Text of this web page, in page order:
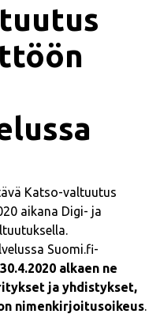
Katso-valtuutus
aikana Digi- ja
Suomi.fi-
30.4.2020 alkaen ne
ja yhdistykset,
nimenkirjoitusoikeus